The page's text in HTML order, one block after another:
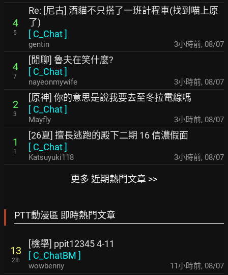
4
5
Re: [尼古] 酒貓不只搭了一班計程車(找到喵上原
了)
[ C_Chat]
gentin 3小時前, 08/07
4
7
[閒聊] 魯夫在笑什麼?
[ C_Chat]
nayeonmywife 3小時前, 08/07
2
3
[原神] 你的意思是說我要去至冬拉電線嗎
[ C_Chat]
Mayfly 3小時前, 08/07
1
1
[26夏] 擅長逃跑的殿下二期 16 信濃假面
[ C_Chat]
Katsuyuki118 3小時前, 08/07
更多 近期熱門文章 >>
PTT動漫區 即時熱門文章
13
28
[檢舉] ppit12345 4-11
[ C_ChatBM ]
wowbenny 11小時前, 08/07